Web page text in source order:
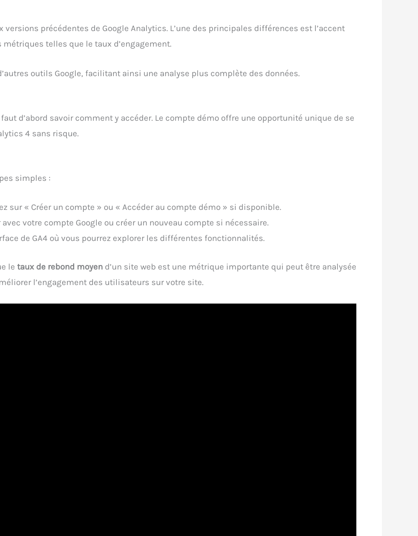
précédentes de Google Analytics. L’une des principales différences est l’accent
telles que le taux d’engagement.
outils Google, facilitant ainsi une analyse plus complète des données.
d’abord savoir comment y accéder. Le compte démo offre une opportunité unique de se
4 sans risque.
simples :
sur « Créer un compte » ou « Accéder au compte démo » si disponible.
votre compte Google ou créer un nouveau compte si nécessaire.
de GA4 où vous pourrez explorer les différentes fonctionnalités.
le taux de rebond moyen d’un site web est une métrique importante qui peut être analysée
l’engagement des utilisateurs sur votre site.